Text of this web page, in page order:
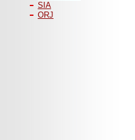
SIA
ORJ